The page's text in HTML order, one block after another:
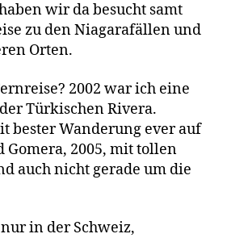
wir da besucht samt
zu den Niagarafällen und
Orten.
2002 war ich eine
Türkischen Rivera.
bester Wanderung ever auf
Gomera, 2005, mit tollen
auch nicht gerade um die
in der Schweiz,